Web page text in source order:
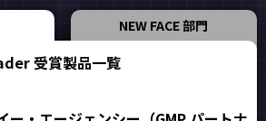
NEW FACE 部門
受賞製品一覧